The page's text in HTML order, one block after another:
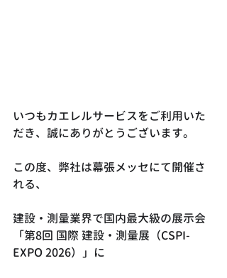
いつもカエレルサービスをご利用いた
だき、誠にありがとうございます。
この度、弊社は幕張メッセにて開催さ
れる、
建設・測量業界で国内最大級の展示会
「第8回 国際 建設・測量展（CSPI-
EXPO 2026）」に